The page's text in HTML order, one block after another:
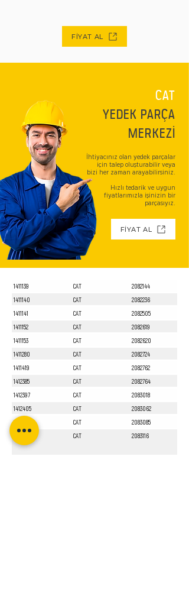
FİYAT AL
CAT
YEDEK PARÇA
MERKEZİ
İhtiyacınız olan yedek parçalar
için talep oluşturabilir veya
bizi her zaman arayabilirsiniz.
Hızlı tedarik ve uygun
fiyatlarımızla işinizin bir
parçasıyız.
FİYAT AL
1411139 CAT
2082144
1411140
CAT
2082236
1411141
CAT
2082505
1411152
CAT
2082619
1411153
CAT
2082620
1411280
CAT
2082724
1411419
CAT
2082762
1412385
CAT
2082764
1412397
CAT
2083018
1412405
CAT
2083062
1412551
CAT
2083085
CAT 2083116